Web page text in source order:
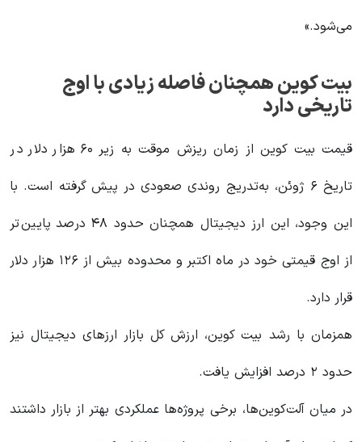
می‌شود.»
بیت کوین همچنان فاصله زیادی با اوج
تاریخی دارد
قیمت بیت کوین از زمان ریزش موقت به زیر ۶۰ هزار دلار در
تاریخ ۶ ژوئن، به‌تدریج روندی صعودی در پیش گرفته است. با
این وجود، این ارز دیجیتال همچنان حدود ۴۸ درصد پایین‌تر
از اوج قیمتی خود در ماه اکتبر و محدوده بیش از ۱۲۶ هزار دلار
قرار دارد.
همزمان با رشد بیت کوین، ارزش کل بازار ارزهای دیجیتال نیز
حدود ۲ درصد افزایش یافت.
در میان آلت‌کوین‌ها، برخی پروژه‌ها عملکردی بهتر از بازار داشتند